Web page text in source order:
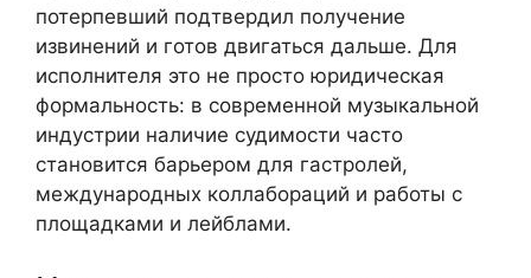
потерпевший подтвердил получение
извинений и готов двигаться дальше. Для
исполнителя это не просто юридическая
формальность: в современной музыкальной
индустрии наличие судимости часто
становится барьером для гастролей,
международных коллабораций и работы с
площадками и лейблами.